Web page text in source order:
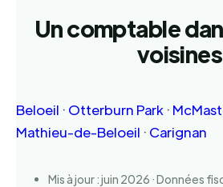
Un comptable
voisines
Beloeil · Otterburn Park ·
Mathieu-de-Beloeil · Carignan
Mis à jour : juin 2026 · Données